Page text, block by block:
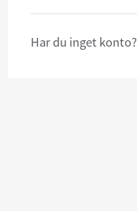
Har du inget konto?